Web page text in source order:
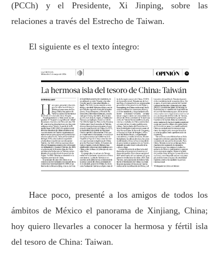
(PCCh) y el Presidente, Xi Jinping, sobre las
relaciones a través del Estrecho de Taiwan.
El siguiente es el texto íntegro:
Hace poco, presenté a los amigos de todos los
ámbitos de México el panorama de Xinjiang, China;
hoy quiero llevarles a conocer la hermosa y fértil isla
del tesoro de China: Taiwan.